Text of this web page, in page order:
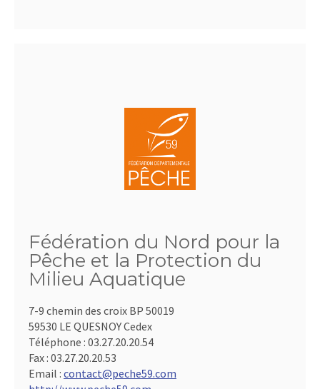
Fédération du Nord pour la
Pêche et la Protection du
Milieu Aquatique
7-9 chemin des croix BP 50019
59530 LE QUESNOY Cedex
Téléphone : 03.27.20.20.54
Fax : 03.27.20.20.53
Email : contact@peche59.com